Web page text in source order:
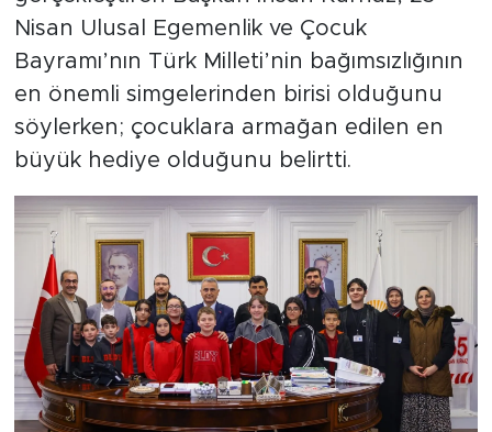
Nisan Ulusal Egemenlik ve Çocuk
Bayramı’nın Türk Milleti’nin bağımsızlığının
en önemli simgelerinden birisi olduğunu
söylerken; çocuklara armağan edilen en
büyük hediye olduğunu belirtti.